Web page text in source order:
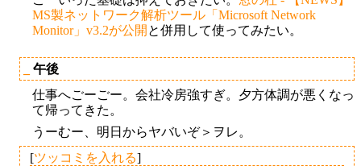
MS製ネットワーク解析ツール「Microsoft Network
Monitor」v3.2が公開 と併用して使ってみたい。
午後
仕事へごーごー。会社冷房強すぎ。夕方体調が悪くなっ
て帰ってきた。
うーむー、明日からヤバいぞ＞ヲレ。
[ツッコミを入れる]